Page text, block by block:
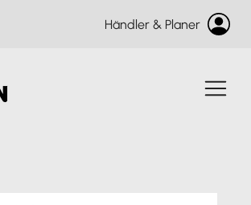
Händler & Planer